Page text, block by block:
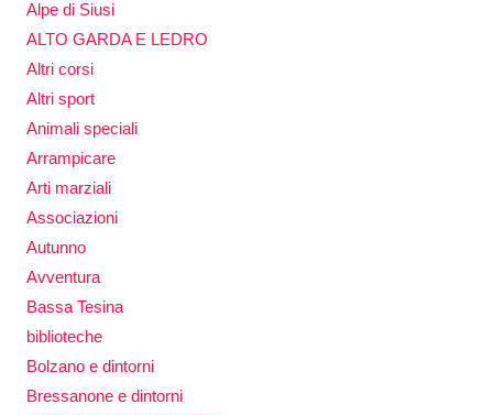
Alpe di Siusi
ALTO GARDA E LEDRO
Altri corsi
Altri sport
Animali speciali
Arrampicare
Arti marziali
Associazioni
Autunno
Avventura
Bassa Tesina
biblioteche
Bolzano e dintorni
Bressanone e dintorni